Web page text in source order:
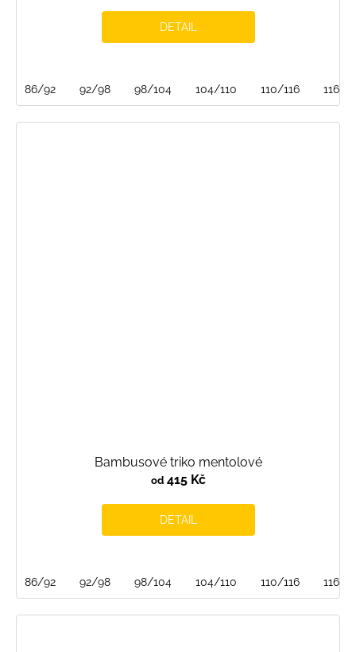
DETAIL
86/92 92/98 98/104 104/110 110/116 116/
Bambusové triko mentolové
od415 Kč
DETAIL
86/92 92/98 98/104 104/110 110/116 116/